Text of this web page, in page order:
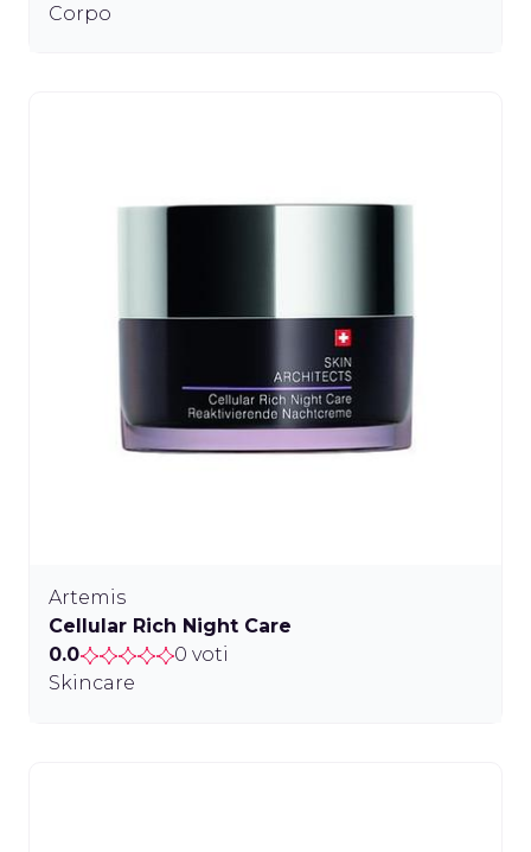
Corpo
Artemis
Cellular Rich Night Care
0.0
0 voti
Skincare